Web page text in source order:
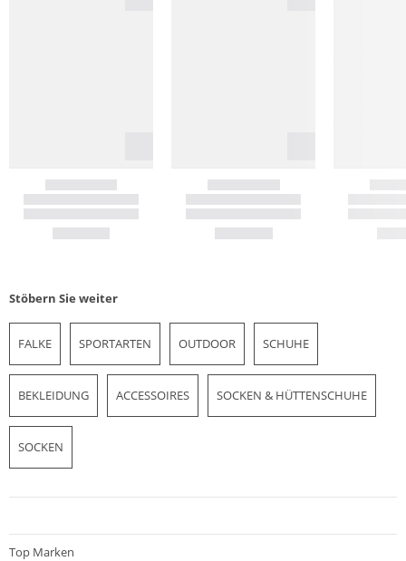
Stöbern Sie weiter
FALKE SPORTARTEN OUTDOOR SCHUHE
BEKLEIDUNG ACCESSOIRES SOCKEN & HÜTTENSCHUHE
SOCKEN
Top Marken